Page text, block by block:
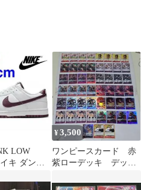
LOW
キ ダンク
¥3,500
ワンピースカード 赤
紫ローデッキ デッキ